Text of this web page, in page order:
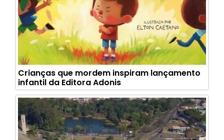
Crianças que mordem inspiram lançamento
infantil da Editora Adonis